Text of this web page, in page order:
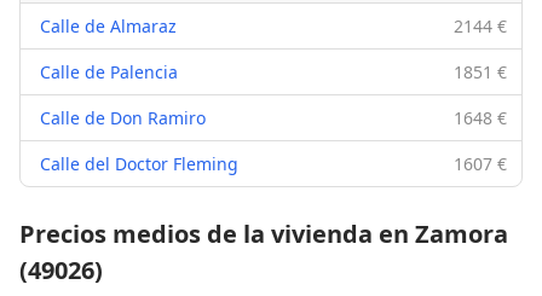
Calle de Almaraz
2144 €
Calle de Palencia
1851 €
Calle de Don Ramiro
1648 €
Calle del Doctor Fleming
1607 €
Precios medios de la vivienda en Zamora
(49026)